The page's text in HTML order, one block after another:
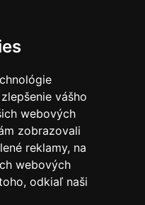
vášho
webových
zobrazovali
reklamy, na
webových
odkiaľ naši